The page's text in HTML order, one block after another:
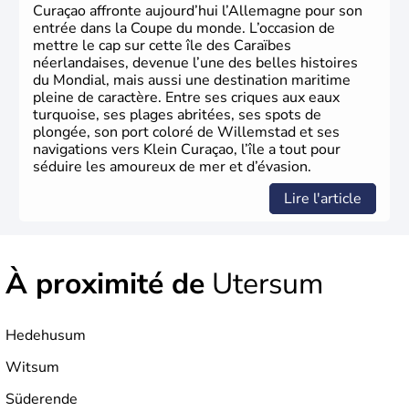
Curaçao affronte aujourd’hui l’Allemagne pour son
entrée dans la Coupe du monde. L’occasion de
mettre le cap sur cette île des Caraïbes
néerlandaises, devenue l’une des belles histoires
du Mondial, mais aussi une destination maritime
pleine de caractère. Entre ses criques aux eaux
turquoise, ses plages abritées, ses spots de
plongée, son port coloré de Willemstad et ses
navigations vers Klein Curaçao, l’île a tout pour
séduire les amoureux de mer et d’évasion.
Lire l'article
À proximité de Utersum
Hedehusum
Witsum
Süderende